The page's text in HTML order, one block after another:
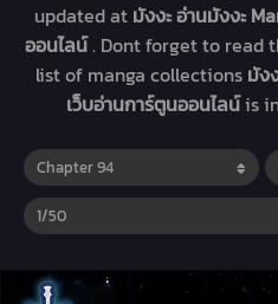
updated at มังงะ อ่านมังงะ
ออนไลน์. Dont forget to read
list of manga collections มัง
เว็บอ่านการ์ตูนออนไลน์is